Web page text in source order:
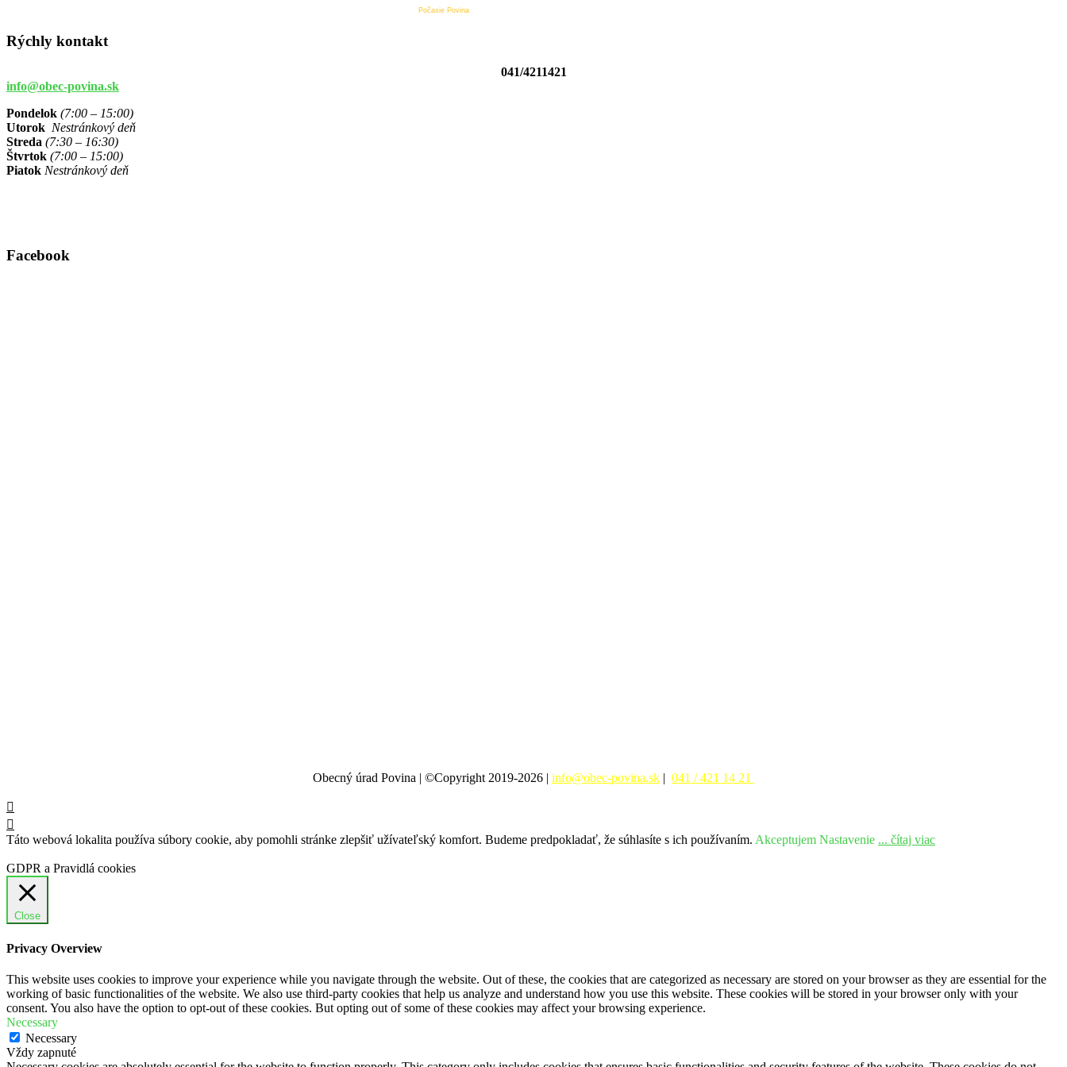
Počasie Povina
Rýchly kontakt
041/4211421
info@obec-povina.sk
Pondelok (7:00 – 15:00)
Utorok Nestránkový deň
Streda (7:30 – 16:30)
Štvrtok (7:00 – 15:00)
Piatok Nestránkový deň
Facebook
Obecný úrad Povina | ©Copyright 2019-2026 | info@obec-povina.sk | 041 / 421 14 21
Táto webová lokalita používa súbory cookie, aby pomohli stránke zlepšiť užívateľský komfort. Budeme predpokladať, že súhlasíte s ich používaním. Akceptujem Nastavenie ... čítaj viac
GDPR a Pravidlá cookies
Close
Privacy Overview
This website uses cookies to improve your experience while you navigate through the website. Out of these, the cookies that are categorized as necessary are stored on your browser as they are essential for the
working of basic functionalities of the website. We also use third-party cookies that help us analyze and understand how you use this website. These cookies will be stored in your browser only with your
consent. You also have the option to opt-out of these cookies. But opting out of some of these cookies may affect your browsing experience.
Necessary
Necessary
Vždy zapnuté